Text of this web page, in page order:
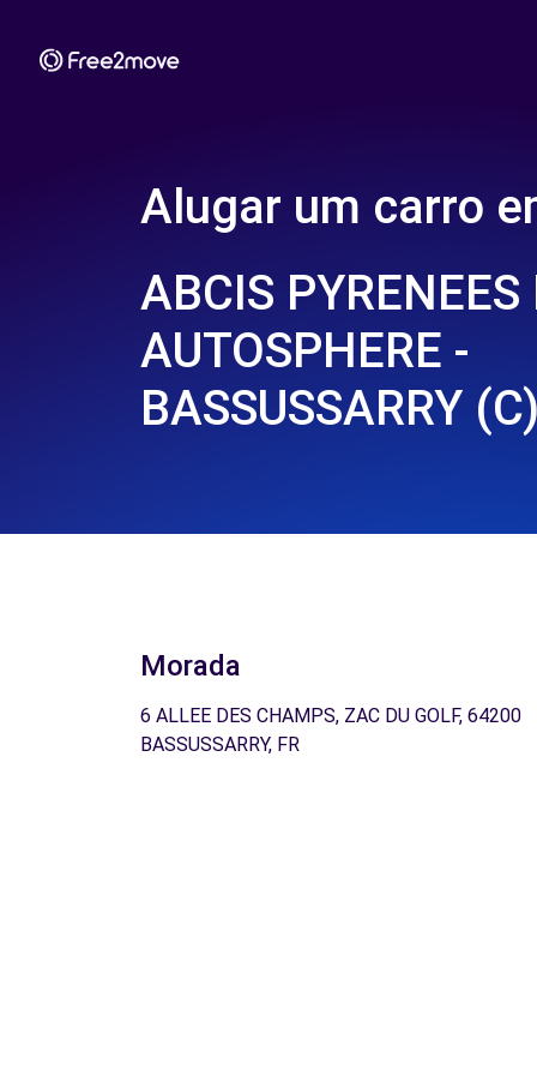
Alugar um carro
ABCIS PYRENEES
AUTOSPHERE -
BASSUSSARRY
Morada
6 ALLEE DES CHAMPS, ZAC DU GOLF, 64200
BASSUSSARRY, FR